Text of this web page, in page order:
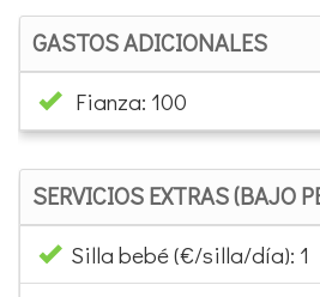
GASTOS ADICIONALES
Fianza: 100
SERVICIOS EXTRAS (BAJO
Silla bebé (€/silla/día): 1